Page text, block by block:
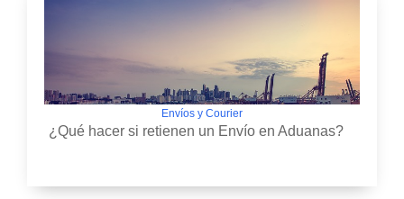
Envíos y Courier
¿Qué hacer si retienen un Envío en Aduanas?